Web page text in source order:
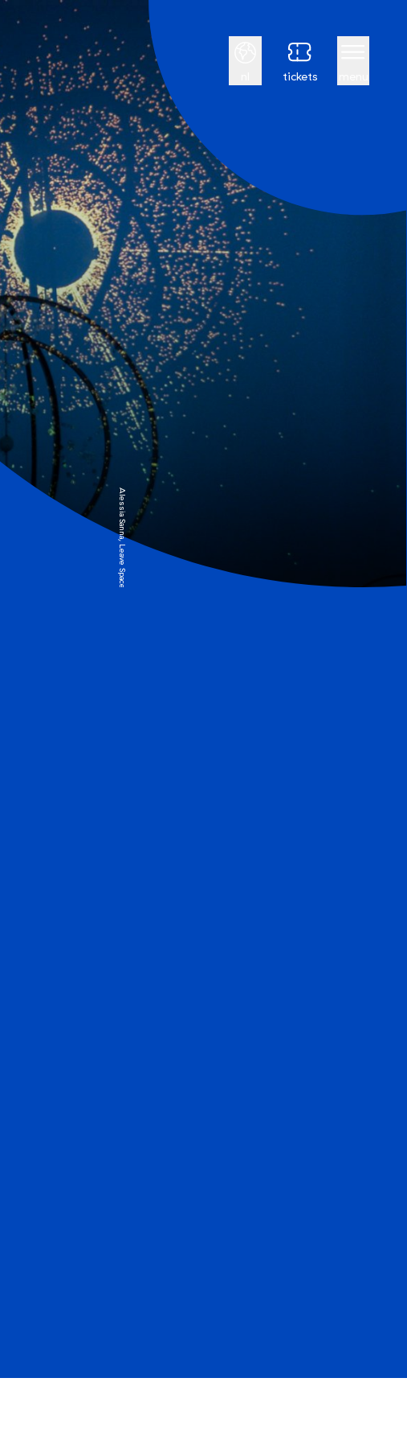
Nederlands
tickets
Alessia Sanna, Leave Space ©Antonin Weber